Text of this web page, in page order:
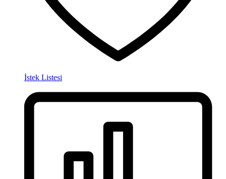
İstek Listesi